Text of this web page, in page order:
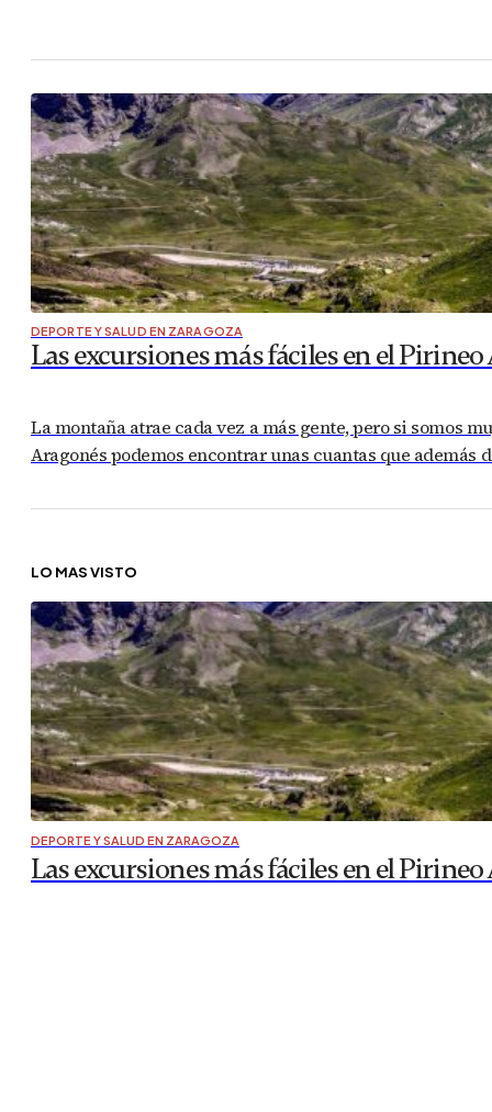
DEPORTE Y SALUD EN ZARAGOZA
Las excursiones más fáciles en el
La montaña atrae cada vez a más gente, pero si somos
Aragonés podemos encontrar unas cuantas que
LO MÁS VISTO
DEPORTE Y SALUD EN ZARAGOZA
Las excursiones más fáciles en el